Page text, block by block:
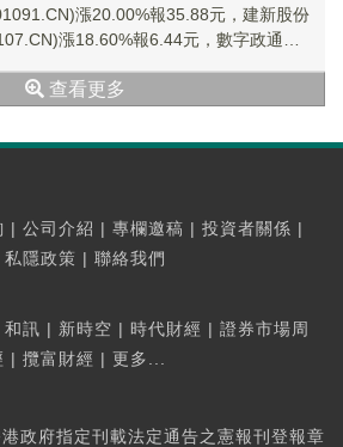
漲20.00%報35.88元，建新股份
漲18.60%報6.44元，數字政通
查看更多
| 公司介紹 | 專欄邀稿 | 投資者關係 |
私隱政策 | 聯絡我們
和訊 | 新時空 | 時代財經 | 證券市場周
| 攬富財經 | 更多...
政府指定刊載法定通告之憲報刊登報章